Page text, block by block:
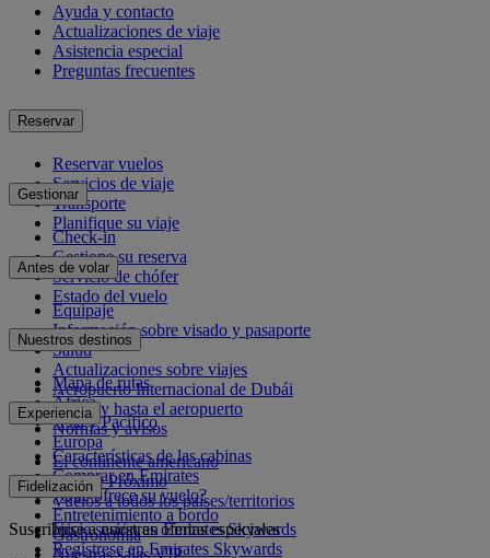
Ayuda y contacto
Actualizaciones de viaje
Asistencia especial
Preguntas frecuentes
Reservar
Reservar vuelos
Servicios de viaje
Transporte
Planifique su viaje
Gestionar
Check-in
Gestione su reserva
Servicio de chófer
Estado del vuelo
Antes de volar
Equipaje
Información sobre visado y pasaporte
Salud
Actualizaciones sobre viajes
Aeropuerto Internacional de Dubái
Desde y hasta el aeropuerto
Normas y avisos
Nuestros destinos
Mapa de rutas
África
Asia y Pacífico
Europa
El continente americano
Oriente Próximo
Vuelos a todos los países/territorios
Experiencia
Características de las cabinas
Comprar en Emirates
¿Qué ofrece su vuelo?
Entretenimiento a bordo
Gastronomía
Fidelización
Inicie sesión en Emirates Skywards
Regístrese en Emirates Skywards
Suscribirse a nuestras ofertas especiales